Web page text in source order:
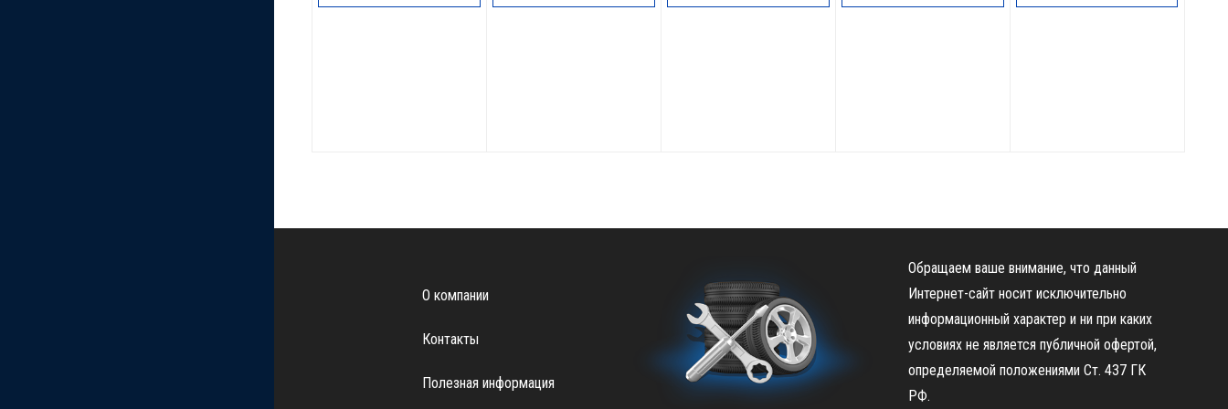
О компании
Контакты
Полезная информация
Обращаем ваше внимание, что данный
Интернет-сайт носит исключительно
информационный характер и ни при каких
условиях не является публичной офертой,
определяемой положениями Ст. 437 ГК
РФ.